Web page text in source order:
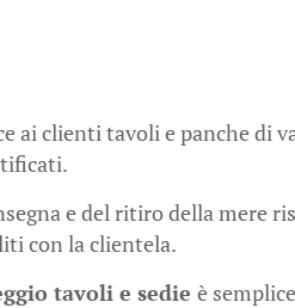
ai clienti tavoli e panche di
e del ritiro della mere
con la clientela.
tavoli e sedieè